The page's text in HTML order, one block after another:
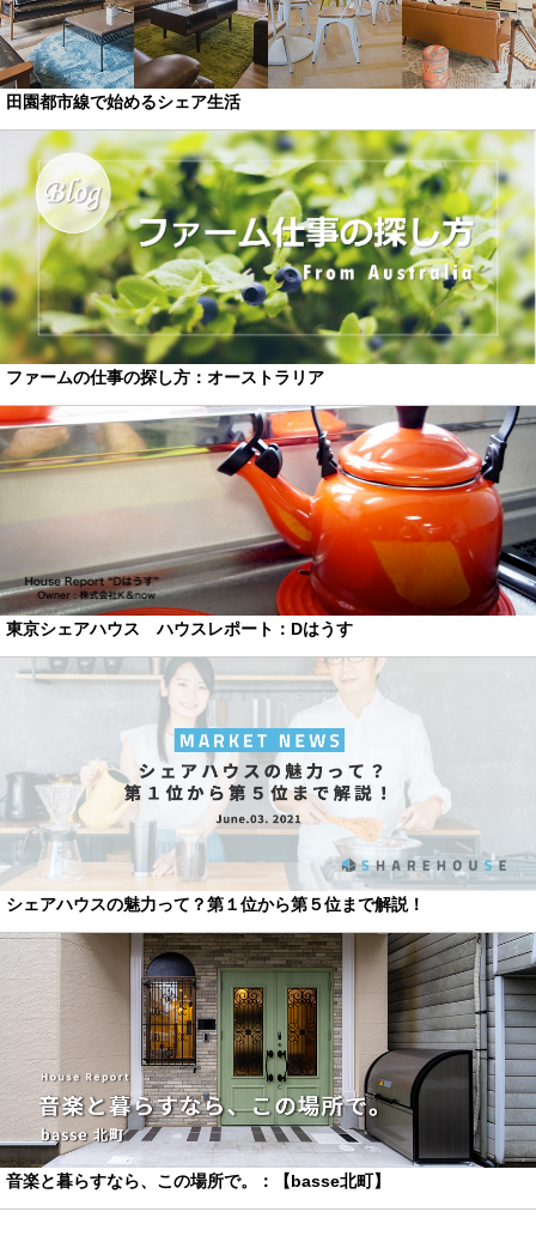
田園都市線で始めるシェア生活
ファームの仕事の探し方：オーストラリア
東京シェアハウス ハウスレポート：Dはうす
シェアハウスの魅力って？第１位から第５位まで解説！
音楽と暮らすなら、この場所で。：【basse北町】